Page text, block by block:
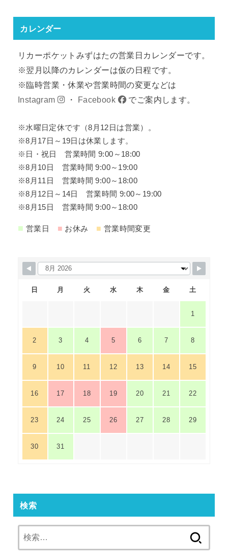
カレンダー
リカーポケットみずはたの営業日カレンダーです。
※翌月以降のカレンダーは仮の日程です。
※臨時営業・休業や営業時間の変更などは
Instagram
・ Facebook でご案内します。
※水曜日定休です（8月12日は営業）。
※8月17日～19日は休業します。
※日・祝日 営業時間 9:00～18:00
※8月10日 営業時間 9:00～19:00
※8月11日 営業時間 9:00～18:00
※8月12日～14日 営業時間 9:00～19:00
※8月15日 営業時間 9:00～18:00
■ 営業日 ■ お休み ■ 営業時間変更
日 月 火 水 木 金 土
1
2 3 4 5 6 7 8
9 10 11 12 13 14 15
16 17 18 19 20 21 22
23 24 25 26 27 28 29
30 31
検索
索: